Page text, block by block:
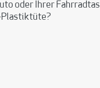
oder Ihrer
Plastiktüte?